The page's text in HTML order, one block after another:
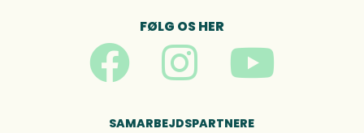
FØLG OS HER
SAMARBEJDSPARTNERE